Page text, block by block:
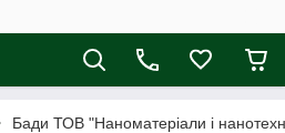
Бади ТОВ "Наноматеріали і